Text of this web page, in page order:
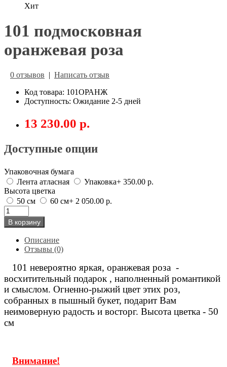
Хит
101 подмосковная
оранжевая роза
0 отзывов | Написать отзыв
Код товара: 101ОРАНЖ
Доступность: Ожидание 2-5 дней
13 230.00 р.
Доступные опции
Упаковочная бумага
Лента атласная
Упаковка+ 350.00 р.
Высота цветка
50 см
60 см+ 2 050.00 р.
В корзину
Описание
Отзывы (0)
101 невероятно яркая, оранжевая роза -
восхитительный подарок , наполненный романтикой
и смыслом. Огненно-рыжий цвет этих роз,
собранных в пышный букет, подарит Вам
неимоверную радость и восторг.​ Высота цветка - 50
см
Внимание!